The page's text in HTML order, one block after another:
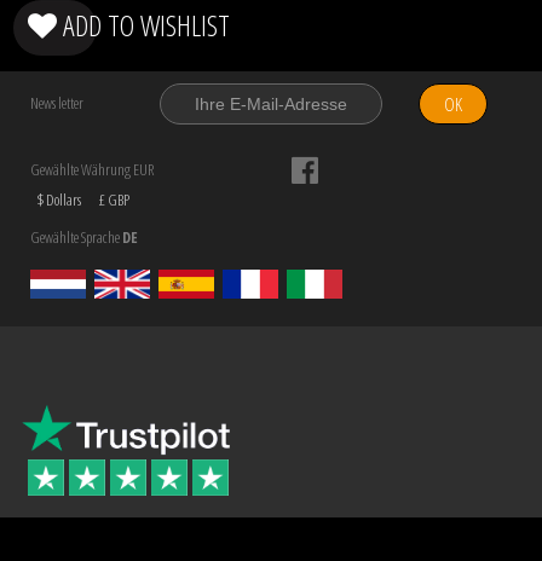
ADD TO WISHLIST
News letter OK
Gewählte Währung EUR
$ Dollars
£ GBP
Gewählte SpracheDE